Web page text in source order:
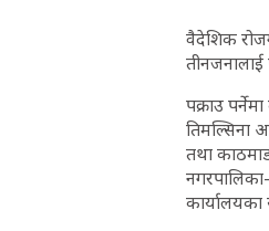
वैदेशिक
तीनजनालाई
पक्राउ
तिमल्सिना
तथा